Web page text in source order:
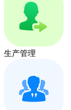
生产管理